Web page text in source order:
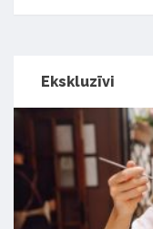
Ekskluzīvi